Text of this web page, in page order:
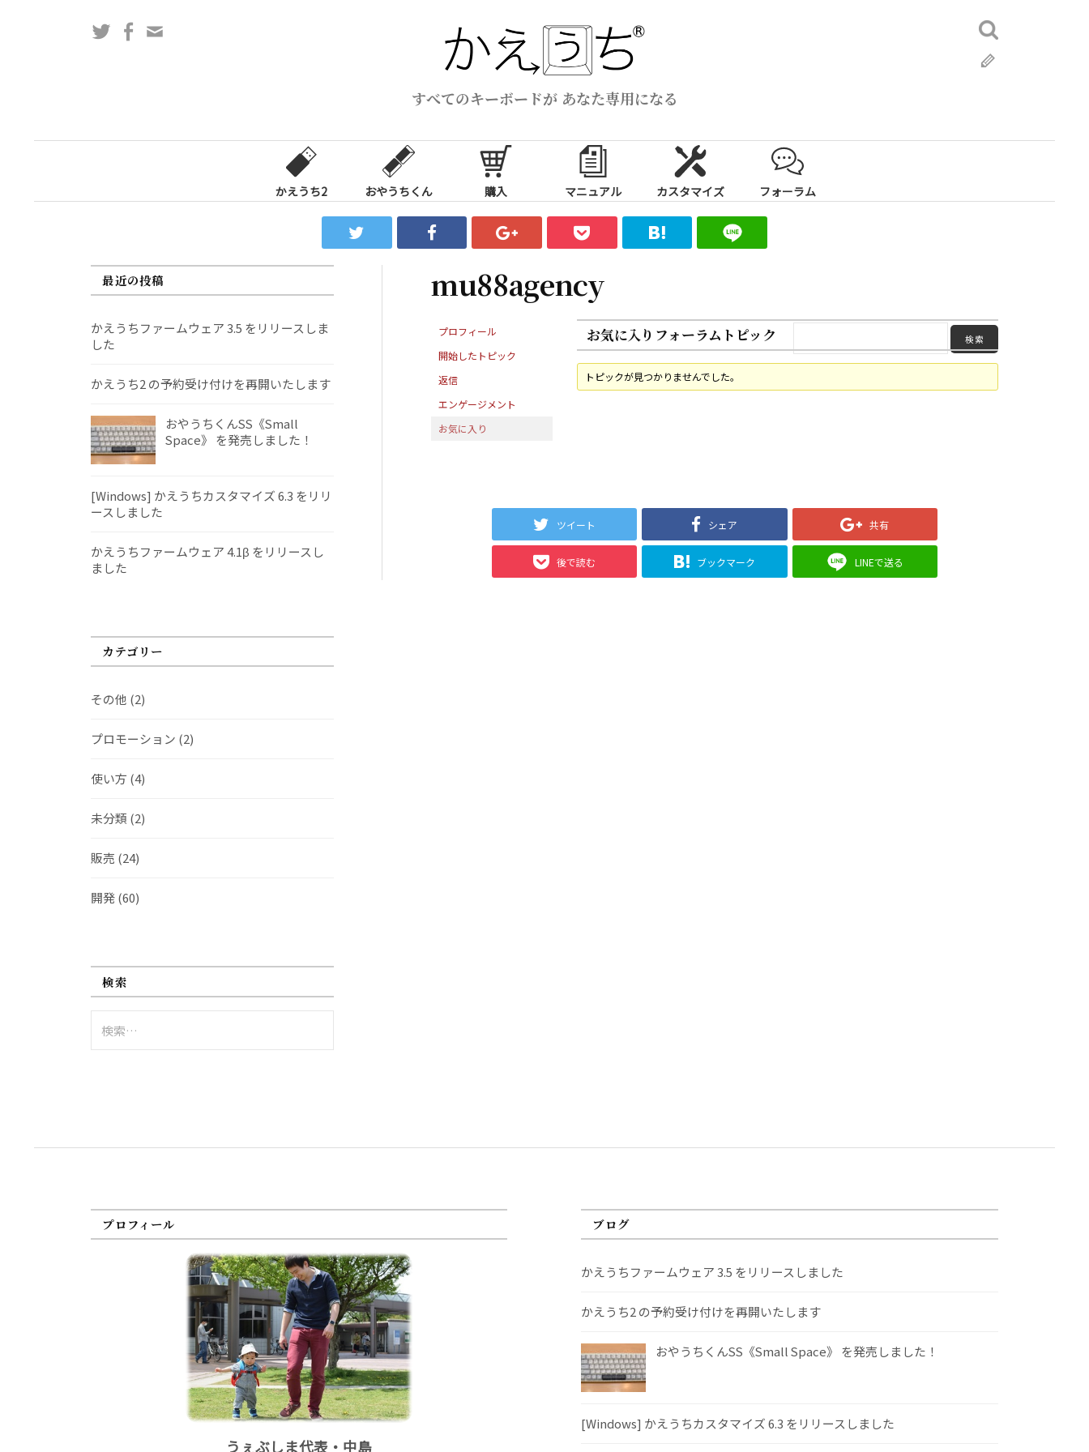
ス
すべてのキーボードが あなた専用になる
TwitterFacebook
検
索:
かえうち2 おやうちくん 購入 マニュアル カスタマイズ フォーラム
mu88agency
プロフィール
開始したトピック
返信
エンゲージメント
お気に入り
お気に入りフォーラムトピック
トピックが見つかりませんでした。
ツイート シェア 共有
後で読む ブックマーク LINEで送る
最近の投稿
かえうちファームウェア 3.5 をリリースしま
した
かえうち2 の予約受け付けを再開いたします
おやうちくんSS《Small
Space》 を発売しました！
[Windows] かえうちカスタマイズ 6.3 をリリ
ースしました
かえうちファームウェア 4.1β をリリースし
ました
カテゴリー
その他 (2)
プロモーション (2)
使い方 (4)
未分類 (2)
販売 (24)
開発(60)
検索
索:
プロフィール
うぇぶしま代表・中島
ブログ
かえうちファームウェア 3.5 をリリースしました
かえうち2 の予約受け付けを再開いたします
おやうちくんSS《Small Space》 を発売しました！
[Windows] かえうちカスタマイズ 6.3 をリリースしました